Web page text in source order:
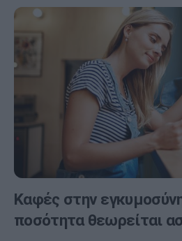
Καφές στην
ποσότητα θεωρείται